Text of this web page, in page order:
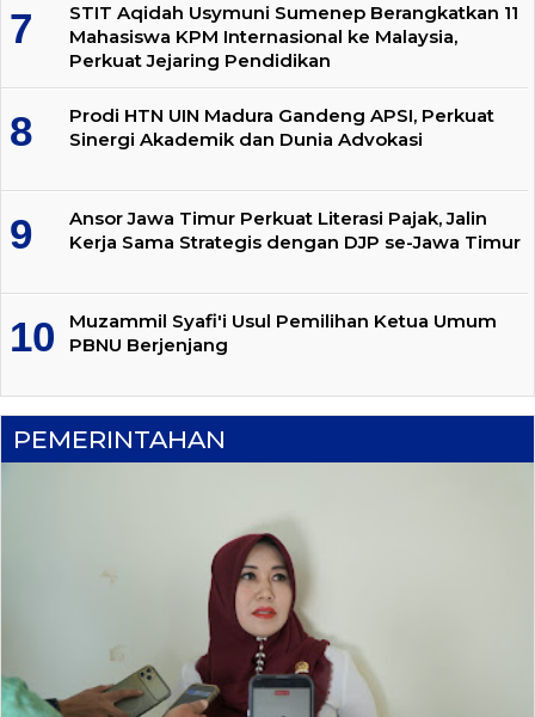
STIT Aqidah Usymuni Sumenep Berangkatkan 11
Mahasiswa KPM Internasional ke Malaysia,
Perkuat Jejaring Pendidikan
Prodi HTN UIN Madura Gandeng APSI, Perkuat
Sinergi Akademik dan Dunia Advokasi
Ansor Jawa Timur Perkuat Literasi Pajak, Jalin
Kerja Sama Strategis dengan DJP se-Jawa Timur
Muzammil Syafi'i Usul Pemilihan Ketua Umum
PBNU Berjenjang
PEMERINTAHAN